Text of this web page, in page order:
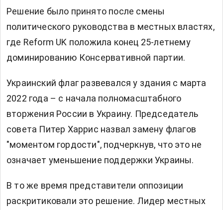
Решение было принято после смены
политического руководства в местных властях,
где Reform UK положила конец 25-летнему
доминированию Консервативной партии.
Украинский флаг развевался у здания с марта
2022 года – с начала полномасштабного
вторжения России в Украину. Председатель
совета Питер Харрис назвал замену флагов
"моментом гордости", подчеркнув, что это не
означает уменьшение поддержки Украины.
В то же время представители оппозиции
раскритиковали это решение. Лидер местных